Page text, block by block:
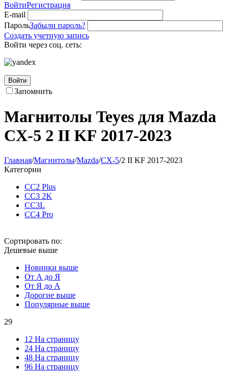
ВойтиРегистрация
E-mail
ПарольЗабыли пароль?
Создать учетную запись
Войти через соц. сеть:
Войти
Запомнить
Магнитолы Teyes для Mazda
CX-5 2 II KF 2017-2023
Главная/Магнитолы/Mazda/CX-5/2 II KF 2017-2023
Категории
CC2 Plus
CC3 2K
CC3L
CC4 Pro
Сортировать по:
Дешевые выше
Новинки выше
От А до Я
От Я до А
Дорогие выше
Популярные выше
29
12 На страницу
24 На страницу
48 На страницу
96 На страницу